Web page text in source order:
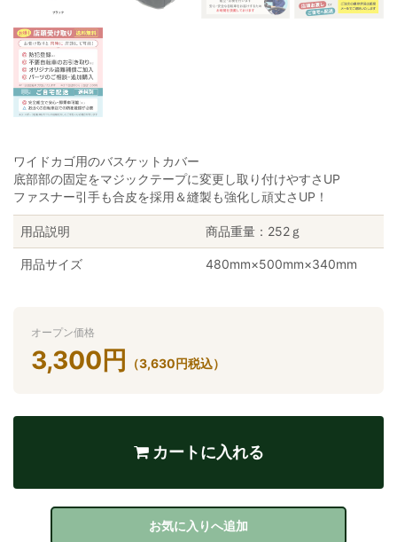
ワイドカゴ用のバスケットカバー
底部部の固定をマジックテープに変更し取り付けやすさUP
ファスナー引手も合皮を採用＆縫製も強化し頑丈さUP！
用品説明 商品重量：252ｇ
用品サイズ 480mm×500mm×340mm
オープン価格
3,300 円 （3,630円税込）
カートに入れる
お気に入りへ追加